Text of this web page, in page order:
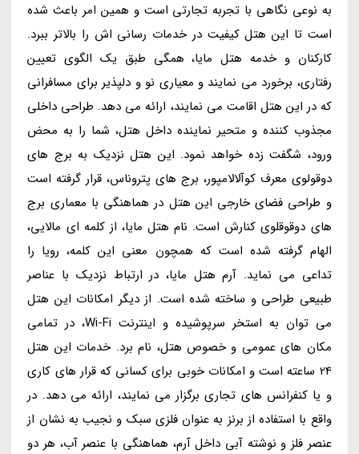
به نوعی نگاهی با تجربه تجارتی است و همین امر باعث شده
است تا این هتل کیفیت در خدمات رسانی اش را بالاتر ببرد.
کارکنان و خدمه هتل مایا، همگی طبق یک الگوی تعیین
رفتاری، برخورد می نمایند و معیاری نو و دلپذیر برای مسافرانی
که در این هتل اقامت می نمایند، ارائه می دهد. طراحی داخلی
مجذوب کننده و متحیر نماینده داخل هتل، شما را به محض
ورود، شگفت زده خواهد نمود. این هتل نزدیک به برج های
دوقولوی معرف کوآلالامپور، برج های پتروناس، قرار گرفته است
و طراحی فضای خارجی این هتل در هماهنگی با معماری برج
های دوقوقلوی کنارش است. نام هتل مایا، از کلمه ای مالایی،
الهام گرفته شده است که همچون معنی این کلمه، رویا را
تداعی می نماید. آرم هتل مایا، در ارتباط نزدیک با عناصر
طبیعی طراحی و ساخته شده است. از دیگر امکانات این هتل
می توان به استخر سرپوشیده و اینترنت Wi-Fi، در تمامی
مکان های عمومی و خصوص هتل، نام برد. خدمات این هتل
24 ساعته است و امکانات خوبی برای کسانی که قرار های کاری
و یا کنفرانس های تجاری برگزار می نمایند، ارائه می دهد. در
واقع با استفاده از برنز به عنوان فلزی سبک و نجیب به نشان از
عنصر فلز و نوشته آبی داخل آرم، هماهنگی با عنصر آب، هر دو